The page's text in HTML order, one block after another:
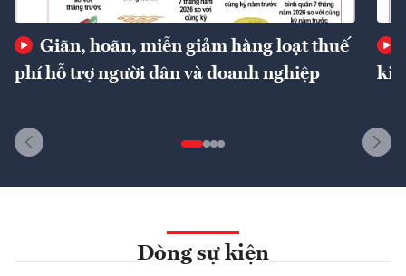
Giãn, hoãn, miễn giảm hàng loạt thuế
phí hỗ trợ người dân và doanh nghiệp
Dòng sự kiện